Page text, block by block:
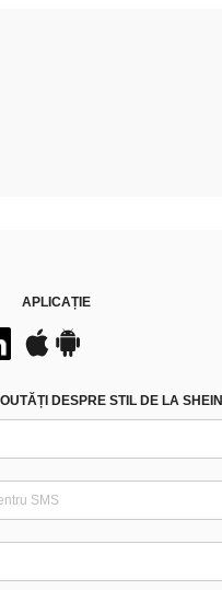
APLICAȚIE
DESPRE STIL DE LA SHEIN